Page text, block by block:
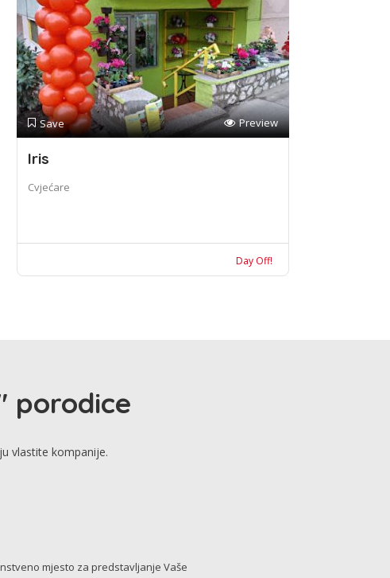
Save Preview
Iris
Cvjećare
Day Off!
porodice
vlastite kompanije.
mjesto za predstavljanje Vaše